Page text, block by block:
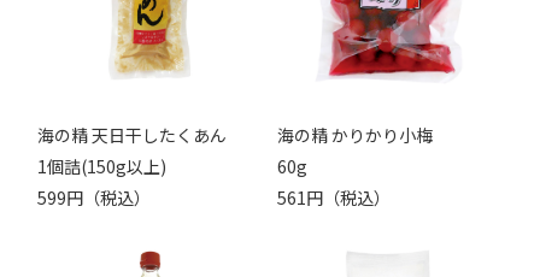
海の精 天日干したくあん
1個詰(150g以上)
599円（税込）
海の精 かりかり小梅
60g
561円（税込）